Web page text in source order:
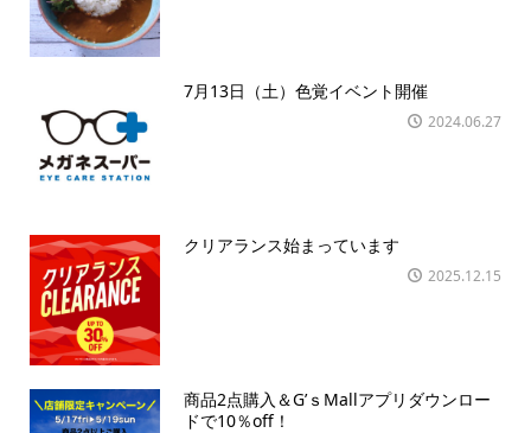
7月13日（土）色覚イベント開催
2024.06.27
クリアランス始まっています
2025.12.15
商品2点購入＆G’ｓMallアプリダウンロー
ドで10％off！